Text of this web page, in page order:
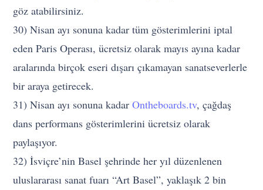
göz atabilirsiniz.
30) Nisan ayı sonuna kadar tüm gösterimlerini iptal
eden Paris Operası, ücretsiz olarak mayıs ayına kadar
aralarında birçok eseri dışarı çıkamayan sanatseverlerle
bir araya getirecek.
31) Nisan ayı sonuna kadarOntheboards.tv, çağdaş
dans performans gösterimlerini ücretsiz olarak
paylaşıyor.
32) İsviçre’nin Basel şehrinde her yıl düzenlenen
uluslararası sanat fuarı “Art Basel”, yaklaşık 2 bin